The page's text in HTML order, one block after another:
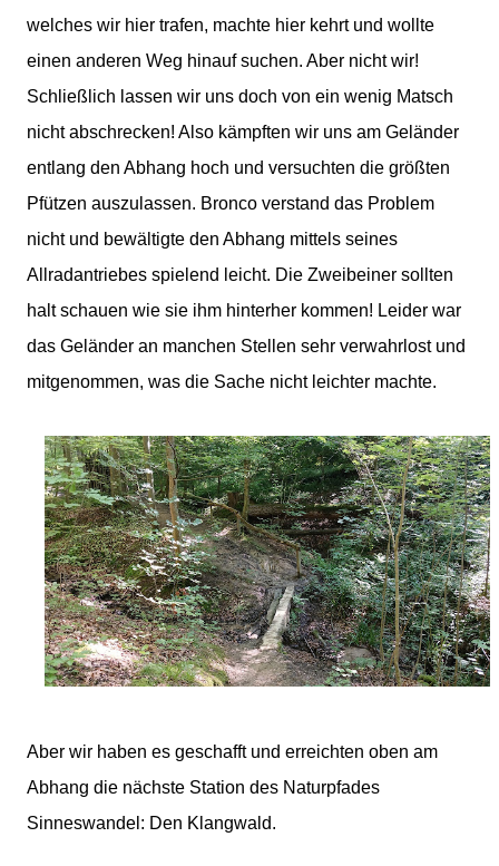
welches wir hier trafen, machte hier kehrt und wollte
einen anderen Weg hinauf suchen. Aber nicht wir!
Schließlich lassen wir uns doch von ein wenig Matsch
nicht abschrecken! Also kämpften wir uns am Geländer
entlang den Abhang hoch und versuchten die größten
Pfützen auszulassen. Bronco verstand das Problem
nicht und bewältigte den Abhang mittels seines
Allradantriebes spielend leicht. Die Zweibeiner sollten
halt schauen wie sie ihm hinterher kommen! Leider war
das Geländer an manchen Stellen sehr verwahrlost und
mitgenommen, was die Sache nicht leichter machte.
Aber wir haben es geschafft und erreichten oben am
Abhang die nächste Station des Naturpfades
Sinneswandel: Den Klangwald.